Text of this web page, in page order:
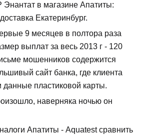
в магазине Апатиты:
Екатеринбург.
9 месяцев в полтора раза
выплат за весь 2013 г - 120
мошенников содержится
сайт банка, где клиента
данные пластиковой карты.
наверняка ночью он
Апатиты - Aquatest сравнить